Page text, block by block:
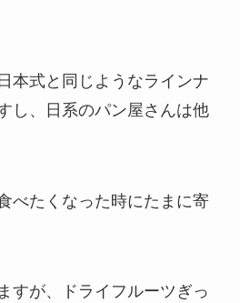
本式と同じようなラインナ
し、日系のパン屋さんは他
べたくなった時にたまに寄
すが、ドライフルーツぎっ